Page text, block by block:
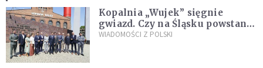
Kopalnia „Wujek” sięgnie
gwiazd. Czy na Śląsku powstanie
„Dolina Krzemowa”?
WIADOMOŚCI Z POLSKI